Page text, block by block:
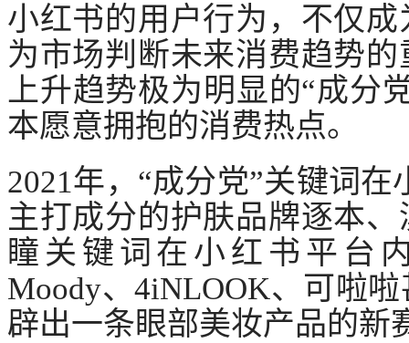
小红书的用户行为，不仅
为市场判断未来消费趋势
上升趋势极为明显的“成分
本愿意拥抱的消费热点。
2021年，“成分党”关键词
主打成分的护肤品牌逐本
瞳关键词在小红书平台
Moody、4iNLOOK、可啦
辟出一条眼部美妆产品的新